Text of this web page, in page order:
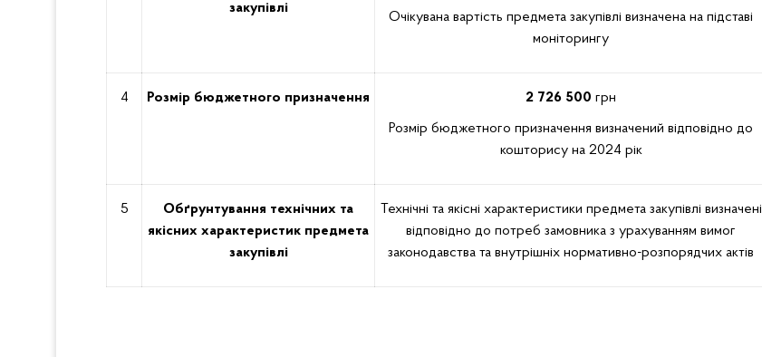
закупівлі
Очікувана вартість предмета закупівлі визначена на підставі
моніторингу
4 Розмір бюджетного призначення 2 726 500 грн
Розмір бюджетного призначення визначений відповідно до
кошторису на 2024 рік
5
Обґрунтування технічних та
якісних характеристик предмета
закупівлі
Технічні та якісні характеристики предмета закупівлі визначені
відповідно до потреб замовника з урахуванням вимог
законодавства та внутрішніх нормативно-розпорядчих актів